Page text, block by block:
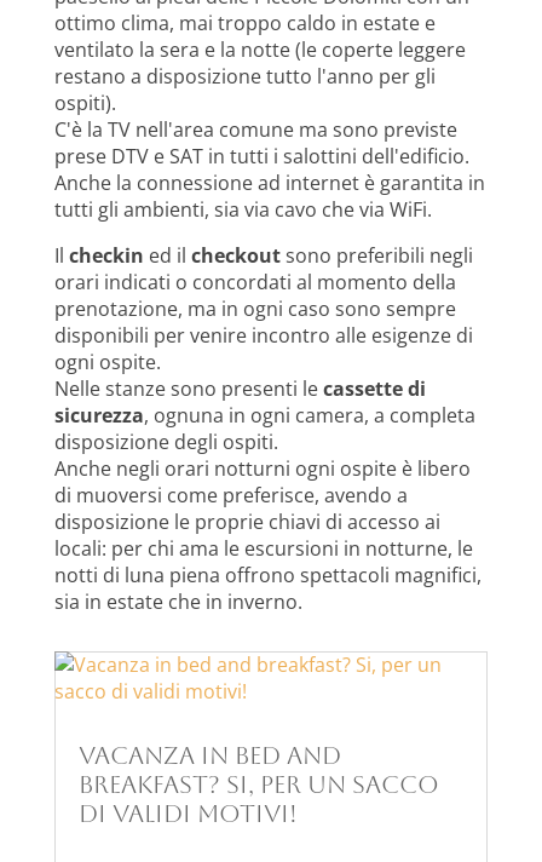
ottimo clima, mai troppo caldo in estate e
ventilato la sera e la notte (le coperte leggere
restano a disposizione tutto l'anno per gli
ospiti).
C'è la TV nell'area comune ma sono previste
prese DTV e SAT in tutti i salottini dell'edificio.
Anche la connessione ad internet è garantita in
tutti gli ambienti, sia via cavo che via WiFi.
Il checkin ed il checkoutsono preferibili negli
orari indicati o concordati al momento della
prenotazione, ma in ogni caso sono sempre
disponibili per venire incontro alle esigenze di
ogni ospite.
Nelle stanze sono presenti lecassette di
sicurezza, ognuna in ogni camera, a completa
disposizione degli ospiti.
Anche negli orari notturni ogni ospite è libero
di muoversi come preferisce, avendo a
disposizione le proprie chiavi di accesso ai
locali: per chi ama le escursioni in notturne, le
notti di luna piena offrono spettacoli magnifici,
sia in estate che in inverno.
Vacanza in bed and
breakfast? Si, per un sacco
di validi motivi!